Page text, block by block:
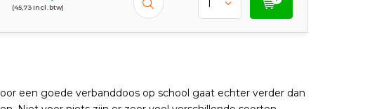
(45,73 Incl. btw)
een goede verbanddoos op school gaat echter verder dan